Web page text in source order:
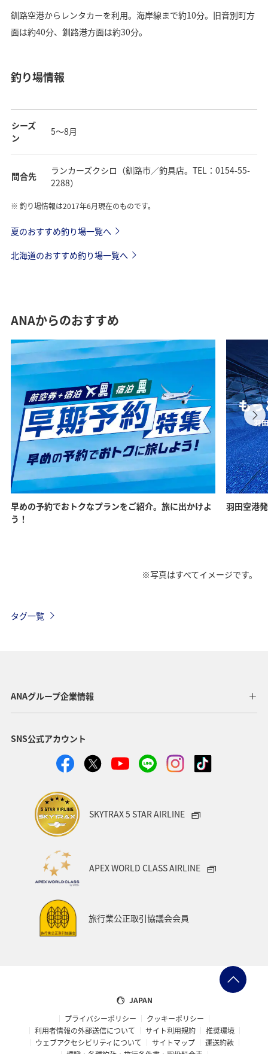
釧路空港からレンタカーを利用。海岸線まで約10分。旧音別町方
面は約40分、釧路港方面は約30分。
釣り場情報
シーズ
ン
5～8月
問合先
ランカーズクシロ（釧路市／釣具店。TEL：0154-55-
2288）
釣り場情報は2017年6月現在のものです。
夏のおすすめ釣り場一覧へ
北海道のおすすめ釣り場一覧へ
ANAからのおすすめ
早めの予約でおトクなプランをご紹介。旅に出かけよ
う！
羽田空港
※写真はすべてイメージです。
タグ一覧
ANAグループ企業情報
SNS公式アカウント
SKYTRAX 5 STAR AIRLINE
APEX WORLD CLASS AIRLINE
旅行業公正取引協議会会員
JAPAN
プライバシーポリシー
クッキーポリシー
利用者情報の外部送信について
サイト利用規約
推奨環境
ウェブアクセシビリティについて
サイトマップ
運送約款